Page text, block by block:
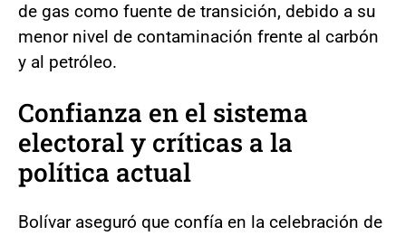
de gas como fuente de transición, debido a su
menor nivel de contaminación frente al carbón
y al petróleo.
Confianza en el sistema
electoral y críticas a la
política actual
Bolívar aseguró que confía en la celebración de